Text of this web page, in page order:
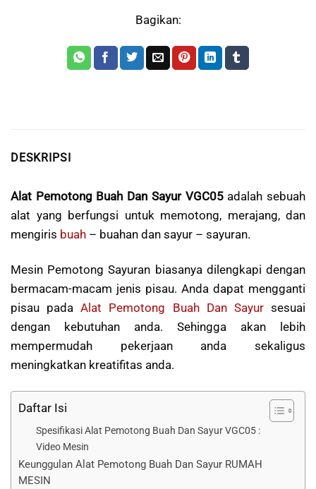
Bagikan:
DESKRIPSI
Alat Pemotong Buah Dan Sayur VGC05adalah sebuah
alat yang berfungsi untuk memotong, merajang, dan
mengiris buah – buahan dan sayur – sayuran.
Mesin Pemotong Sayuran biasanya dilengkapi dengan
bermacam-macam jenis pisau. Anda dapat mengganti
pisau padaAlat Pemotong Buah Dan Sayursesuai
dengan kebutuhan anda. Sehingga akan lebih
mempermudah pekerjaan anda sekaligus
meningkatkan kreatifitas anda.
Daftar Isi
Spesifikasi Alat Pemotong Buah Dan Sayur VGC05 :
Video Mesin
Keunggulan Alat Pemotong Buah Dan Sayur RUMAH
MESIN